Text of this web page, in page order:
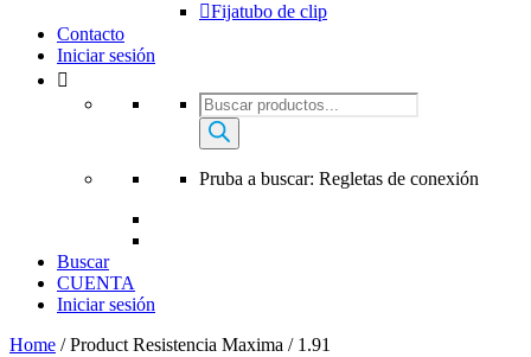
Fijatubo de clip
Contacto
Iniciar sesión
Búsqueda
de
productos
Pruba a buscar: Regletas de conexión
Buscar
CUENTA
Iniciar sesión
Home / Product Resistencia Maxima / 1.91